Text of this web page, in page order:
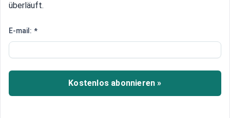
Investition von 20 Milliarden Dollar
ExxonMobil will in den USA
47.000 Arbeitsplätze schaffen
Exxon Mobil wird in den kommenden Jahren
überläuft.
E-mail: *
Kostenlos abonnieren »